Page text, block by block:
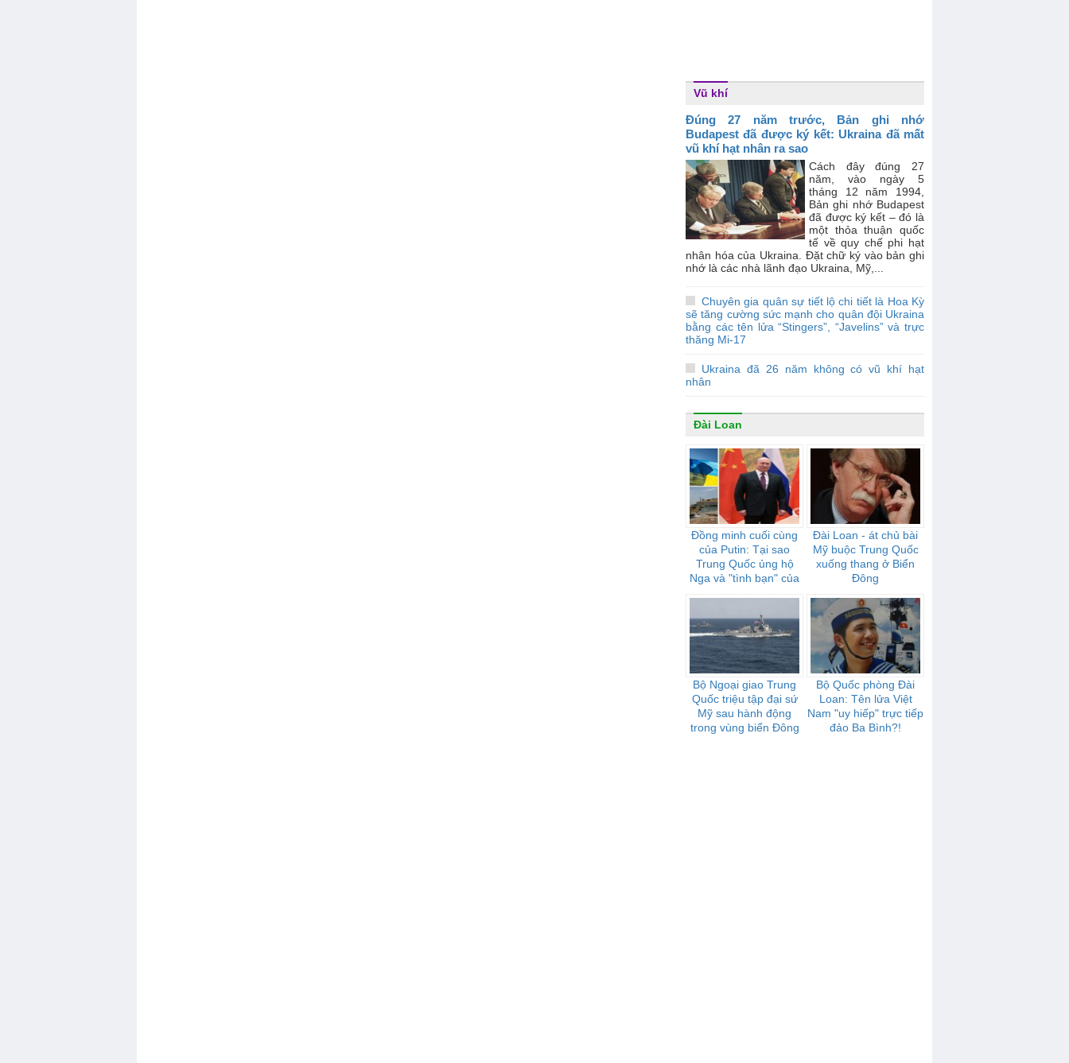
Vũ khí
Đúng 27 năm trước, Bản ghi nhớ
Budapest đã được ký kết: Ukraina đã mất
vũ khí hạt nhân ra sao
Cách đây đúng 27
năm, vào ngày 5
tháng 12 năm 1994,
Bản ghi nhớ Budapest
đã được ký kết – đó là
một thỏa thuận quốc
tế về quy chế phi hạt
nhân hóa của Ukraina. Đặt chữ ký vào bản ghi
nhớ là các nhà lãnh đạo Ukraina, Mỹ,...
Chuyên gia quân sự tiết lộ chi tiết là Hoa Kỳ
sẽ tăng cường sức mạnh cho quân đội Ukraina
bằng các tên lửa “Stingers”, “Javelins” và trực
thăng Mi-17
Ukraina đã 26 năm không có vũ khí hạt
nhân
Đài Loan
Đồng minh cuối cùng
của Putin: Tại sao
Trung Quốc ủng hộ
Nga và "tình bạn" của
Đài Loan - át chủ bài
Mỹ buộc Trung Quốc
xuống thang ở Biển
Đông
Bộ Ngoại giao Trung
Quốc triệu tập đại sứ
Mỹ sau hành động
trong vùng biển Đông
Bộ Quốc phòng Đài
Loan: Tên lửa Việt
Nam "uy hiếp" trực tiếp
đảo Ba Bình?!